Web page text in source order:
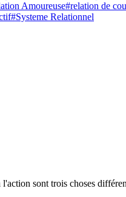
Amoureuse#relation de
#Systeme Relationnel
sont trois choses